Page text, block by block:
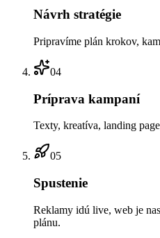
Návrh stratégie
Pripravíme plán krokov,
04
Príprava kampaní
Texty, kreatíva, landing
05
Spustenie
Reklamy idú live, web je
plánu.